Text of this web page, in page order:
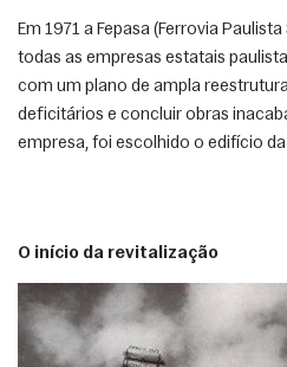
Em 1971 a Fepasa (Ferrovia
todas as empresas estatais
com um plano de ampla
deficitários e concluir obras
empresa, foi escolhido o edifício
O início da revitalização